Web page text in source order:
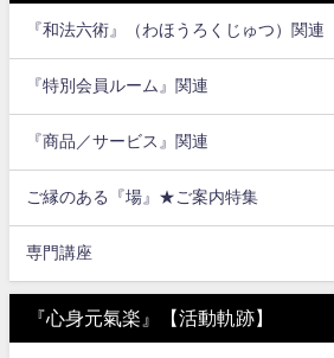
『和法六術』（わほうろくじゅつ）関連
『特別会員ルーム』関連
『商品／サービス』関連
ご縁のある『場』★ご案内特集
専門講座
『心身元氣楽』【活動軌跡】